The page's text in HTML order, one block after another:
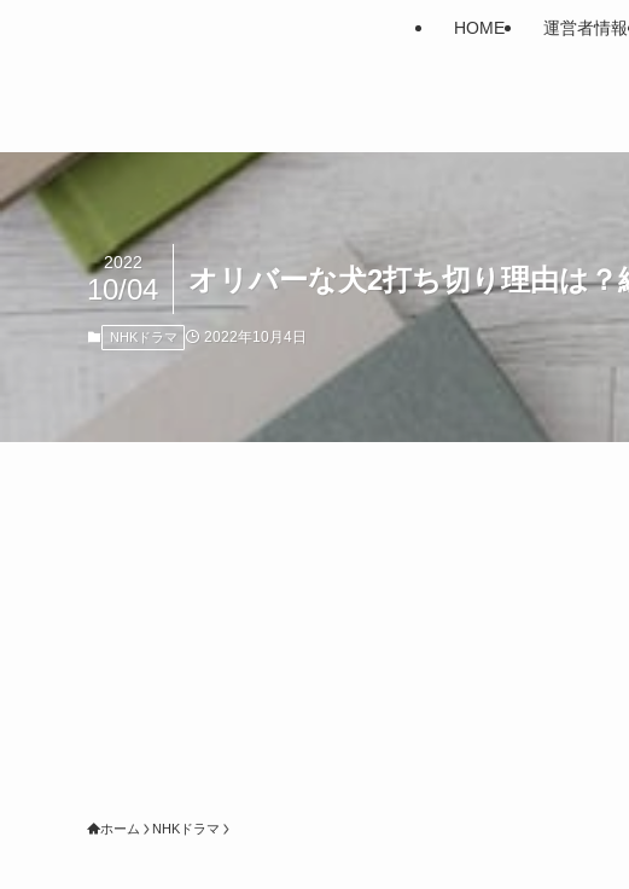
HOME 運営者情報
オリバーな犬2打ち切り理由は
2022
10/04
NHKドラマ 2022年10月4日
ホーム NHKドラマ